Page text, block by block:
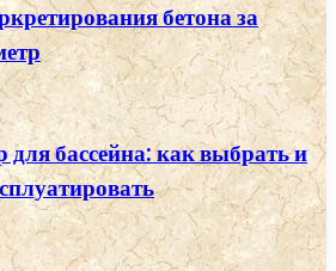
бетона за
бассейна: как выбрать и